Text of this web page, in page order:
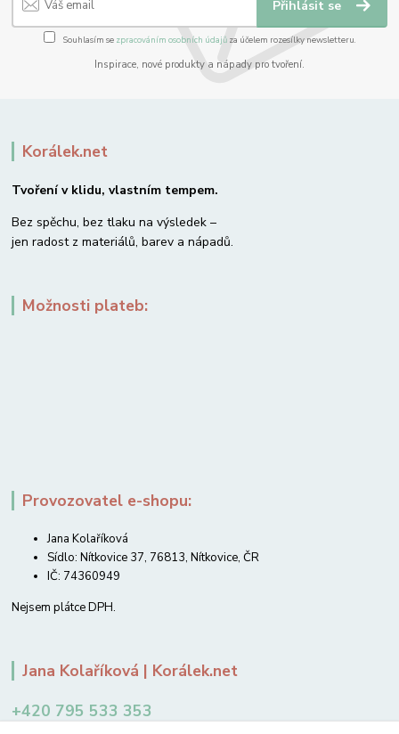
Přihlásit se
Souhlasím se zpracováním osobních údajůza účelem rozesílky newsletteru.
Inspirace, nové produkty a nápady pro tvoření.
Korálek.net
Tvoření v klidu, vlastním tempem.
Bez spěchu, bez tlaku na výsledek –
jen radost z materiálů, barev a nápadů.
Možnosti plateb:
Provozovatel e-shopu:
Jana Kolaříková
Sídlo: Nítkovice 37, 76813, Nítkovice, ČR
IČ: 74360949
Nejsem plátce DPH.
Jana Kolaříková | Korálek.net
+420 795 533 353